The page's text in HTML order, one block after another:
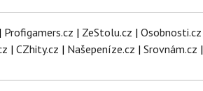
| Profigamers.cz | ZeStolu.cz | Osobnosti.cz
| CZhity.cz | Našepeníze.cz | Srovnám.cz |